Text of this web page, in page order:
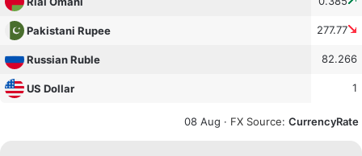
Pakistani Rupee 277.77
Russian Ruble 82.266
US Dollar 1
08 Aug · FX Source: CurrencyRate